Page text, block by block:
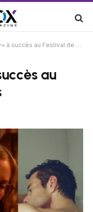
succès au Festival de Cannes
au